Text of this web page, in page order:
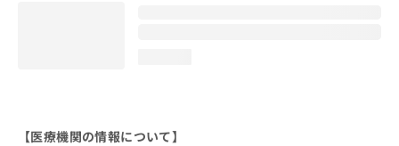
【医療機関の情報について】